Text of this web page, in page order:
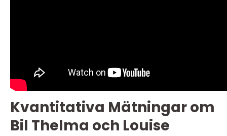
Kvantitativa Mätningar om
Bil Thelma och Louise